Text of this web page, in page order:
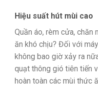
Hiệu suất hút mùi cao
Quần áo, rèm cửa, chăn
ăn khó chịu? Đối với
không bao giờ xảy ra
quạt thông gió tiên tiến
hoàn toàn các mùi thức